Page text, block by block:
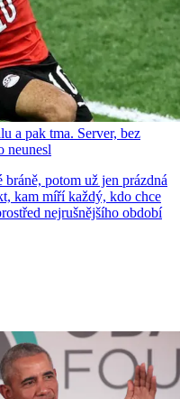
a pak tma. Server, bez
neunesl
potom už jen prázdná
kam míří každý, kdo chce
nejrušnějšího období